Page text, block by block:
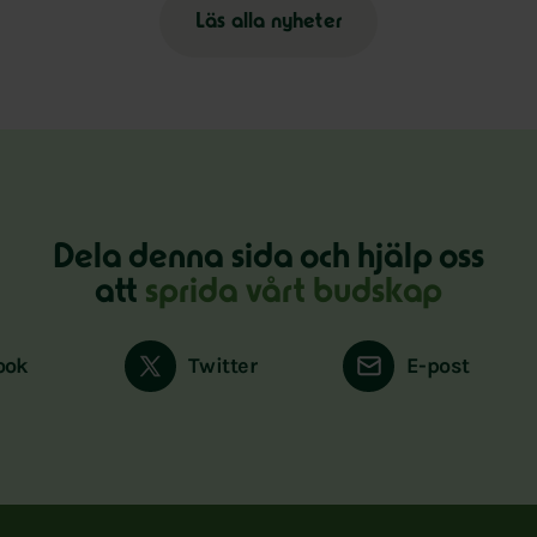
Läs alla nyheter
Dela denna sida och hjälp oss
att sprida vårt budskap
Twitter E-post